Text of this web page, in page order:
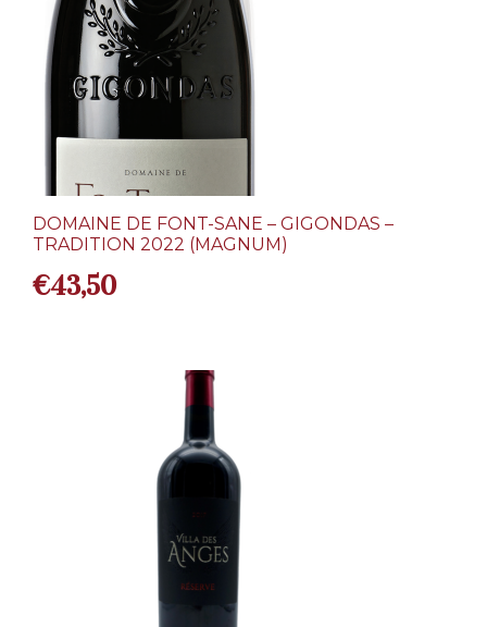
DOMAINE DE FONT-SANE – GIGONDAS –
TRADITION 2022 (MAGNUM)
€43,50